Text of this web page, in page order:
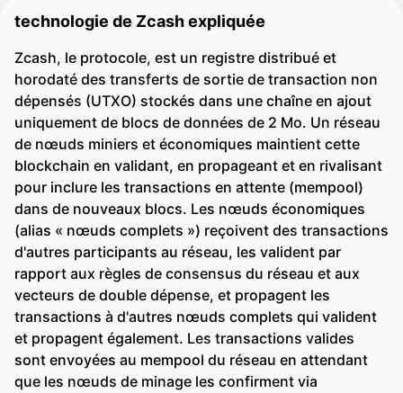
technologie de Zcash expliquée
Zcash, le protocole, est un registre distribué et
horodaté des transferts de sortie de transaction non
dépensés (UTXO) stockés dans une chaîne en ajout
uniquement de blocs de données de 2 Mo. Un réseau
de nœuds miniers et économiques maintient cette
blockchain en validant, en propageant et en rivalisant
pour inclure les transactions en attente (mempool)
dans de nouveaux blocs. Les nœuds économiques
(alias « nœuds complets ») reçoivent des transactions
d'autres participants au réseau, les valident par
rapport aux règles de consensus du réseau et aux
vecteurs de double dépense, et propagent les
transactions à d'autres nœuds complets qui valident
et propagent également. Les transactions valides
sont envoyées au mempool du réseau en attendant
que les nœuds de minage les confirment via